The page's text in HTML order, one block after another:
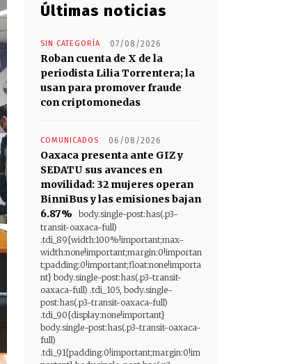
Últimas noticias
SIN CATEGORÍA 07/08/2026
Roban cuenta de X de la
periodista Lilia Torrentera; la
usan para promover fraude
con criptomonedas
COMUNICADOS 06/08/2026
Oaxaca presenta ante GIZ y
SEDATU sus avances en
movilidad: 32 mujeres operan
BinniBus y las emisiones bajan
6.87%
body.single-post:has(.p3-
transit-oaxaca-full)
.tdi_89{width:100%!important;max-
width:none!important;margin:0!importan
t;padding:0!important;float:none!importa
nt} body.single-post:has(.p3-transit-
oaxaca-full) .tdi_105, body.single-
post:has(.p3-transit-oaxaca-full)
.tdi_90{display:none!important}
body.single-post:has(.p3-transit-oaxaca-
full)
.tdi_91{padding:0!important;margin:0!im